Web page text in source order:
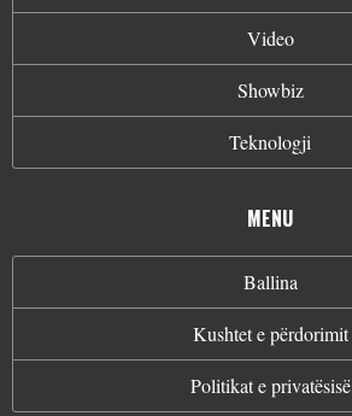
Video
Showbiz
Teknologji
MENU
Ballina
Kushtet e përdorimit
Politikat e privatësisë